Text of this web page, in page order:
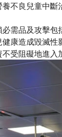
不良兒童中斷
需品及攻擊
康造成毀滅
受阻礙地進入